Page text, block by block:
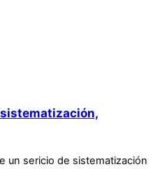
un sericio de sistematización